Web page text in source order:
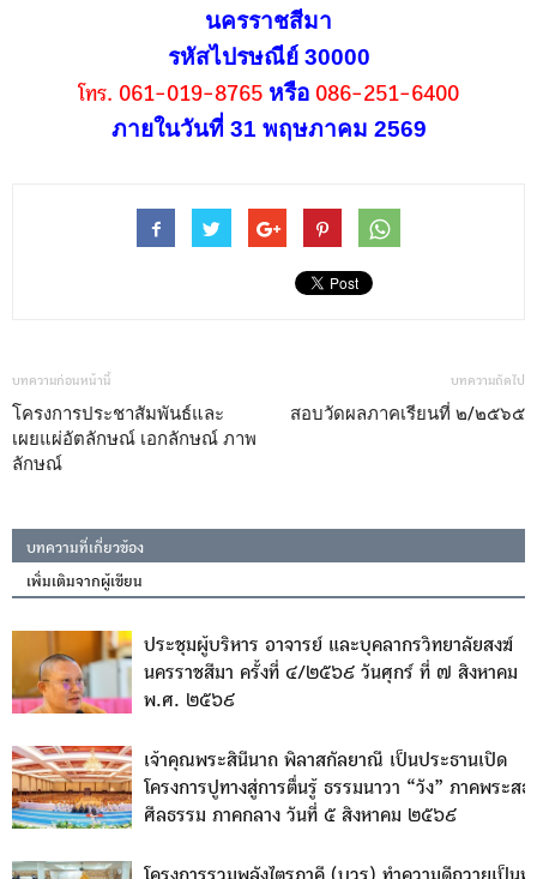
นครราชสีมา
รหัสไปรษณีย์ 30000
โทร. 061-019-8765 หรือ 086-251-6400
ภายในวันที่ 31 พฤษภาคม 2569
บทความก่อนหน้านี้
โครงการประชาสัมพันธ์และ
เผยแผ่อัตลักษณ์ เอกลักษณ์ ภาพ
ลักษณ์
บทความถัดไป
สอบวัดผลภาคเรียนที่ ๒/๒๕๖๕
บทความที่เกี่ยวข้อง
เพิ่มเติมจากผู้เขียน
ประชุมผู้บริหาร อาจารย์ และบุคลากรวิทยาลัยสงฆ์
นครราชสีมา ครั้งที่ ๔/๒๕๖๙ วันศุกร์ ที่ ๗ สิงหาคม
พ.ศ. ๒๕๖๙
เจ้าคุณพระสินีนาถ พิลาสกัลยาณี เป็นประธานเปิด
โครงการปูทางสู่การตื่นรู้ ธรรมนาวา “วัง” ภาคพระสอ
ศีลธรรม ภาคกลาง วันที่ ๕ สิงหาคม ๒๕๖๙